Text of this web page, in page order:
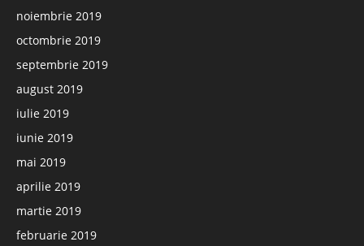
noiembrie 2019
octombrie 2019
septembrie 2019
august 2019
iulie 2019
iunie 2019
mai 2019
aprilie 2019
martie 2019
februarie 2019